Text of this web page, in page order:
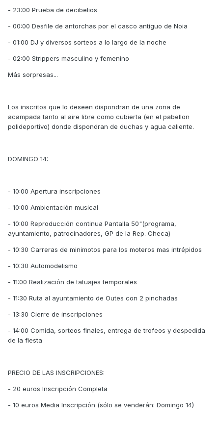
- 23:00 Prueba de decibelios
- 00:00 Desfile de antorchas por el casco antiguo de Noia
- 01:00 DJ y diversos sorteos a lo largo de la noche
- 02:00 Strippers masculino y femenino
Más sorpresas...
Los inscritos que lo deseen dispondran de una zona de
acampada tanto al aire libre como cubierta (en el pabellon
polideportivo) donde dispondran de duchas y agua caliente.
DOMINGO 14:
- 10:00 Apertura inscripciones
- 10:00 Ambientación musical
- 10:00 Reproducción continua Pantalla 50"(programa,
ayuntamiento, patrocinadores, GP de la Rep. Checa)
- 10:30 Carreras de minimotos para los moteros mas intrépidos
- 10:30 Automodelismo
- 11:00 Realización de tatuajes temporales
- 11:30 Ruta al ayuntamiento de Outes con 2 pinchadas
- 13:30 Cierre de inscripciones
- 14:00 Comida, sorteos finales, entrega de trofeos y despedida
de la fiesta
PRECIO DE LAS INSCRIPCIONES:
- 20 euros Inscripción Completa
- 10 euros Media Inscripción (sólo se venderán: Domingo 14)